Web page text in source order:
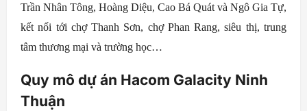
Trần Nhân Tông, Hoàng Diệu, Cao Bá Quát và Ngô Gia Tự,
kết nối tới chợ Thanh Sơn, chợ Phan Rang, siêu thị, trung
tâm thương mại và trường học…
Quy mô dự án Hacom Galacity Ninh
Thuận